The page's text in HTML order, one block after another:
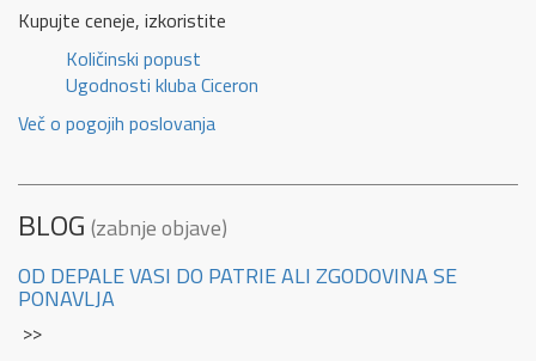
Kupujte ceneje, izkoristite
Količinski popust
Ugodnosti kluba Ciceron
Več o pogojih poslovanja
BLOG (zabnje objave)
OD DEPALE VASI DO PATRIE ALI ZGODOVINA SE
PONAVLJA
>>